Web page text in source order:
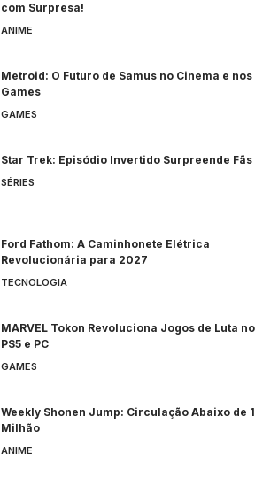
com Surpresa!
ANIME
Metroid: O Futuro de Samus no Cinema e nos
Games
GAMES
Star Trek: Episódio Invertido Surpreende Fãs
SÉRIES
Ford Fathom: A Caminhonete Elétrica
Revolucionária para 2027
TECNOLOGIA
MARVEL Tokon Revoluciona Jogos de Luta no
PS5 e PC
GAMES
Weekly Shonen Jump: Circulação Abaixo de 1
Milhão
ANIME